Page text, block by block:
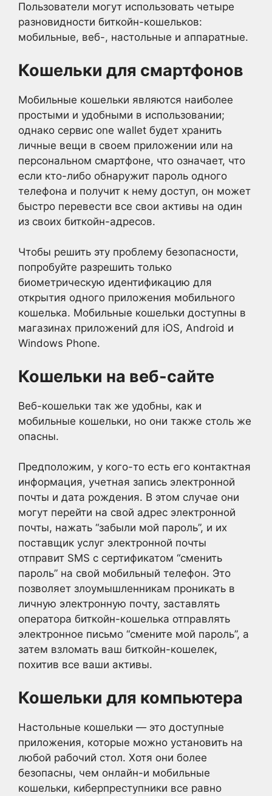
Пользователи могут использовать четыре
разновидности биткойн-кошельков:
мобильные, веб-, настольные и аппаратные.
Кошельки для смартфонов
Мобильные кошельки являются наиболее
простыми и удобными в использовании;
однако сервис one wallet будет хранить
личные вещи в своем приложении или на
персональном смартфоне, что означает, что
если кто-либо обнаружит пароль одного
телефона и получит к нему доступ, он может
быстро перевести все свои активы на один
из своих биткойн-адресов.
Чтобы решить эту проблему безопасности,
попробуйте разрешить только
биометрическую идентификацию для
открытия одного приложения мобильного
кошелька. Мобильные кошельки доступны в
магазинах приложений для iOS, Android и
Windows Phone.
Кошельки на веб-сайте
Веб-кошельки так же удобны, как и
мобильные кошельки, но они также столь же
опасны.
Предположим, у кого-то есть его контактная
информация, учетная запись электронной
почты и дата рождения. В этом случае они
могут перейти на свой адрес электронной
почты, нажать “забыли мой пароль”, и их
поставщик услуг электронной почты
отправит SMS с сертификатом “сменить
пароль” на свой мобильный телефон. Это
позволяет злоумышленникам проникать в
личную электронную почту, заставлять
оператора биткойн-кошелька отправлять
электронное письмо “смените мой пароль”, а
затем взломать ваш биткойн-кошелек,
похитив все ваши активы.
Кошельки для компьютера
Настольные кошельки — это доступные
приложения, которые можно установить на
любой рабочий стол. Хотя они более
безопасны, чем онлайн-и мобильные
кошельки, киберпреступники все равно